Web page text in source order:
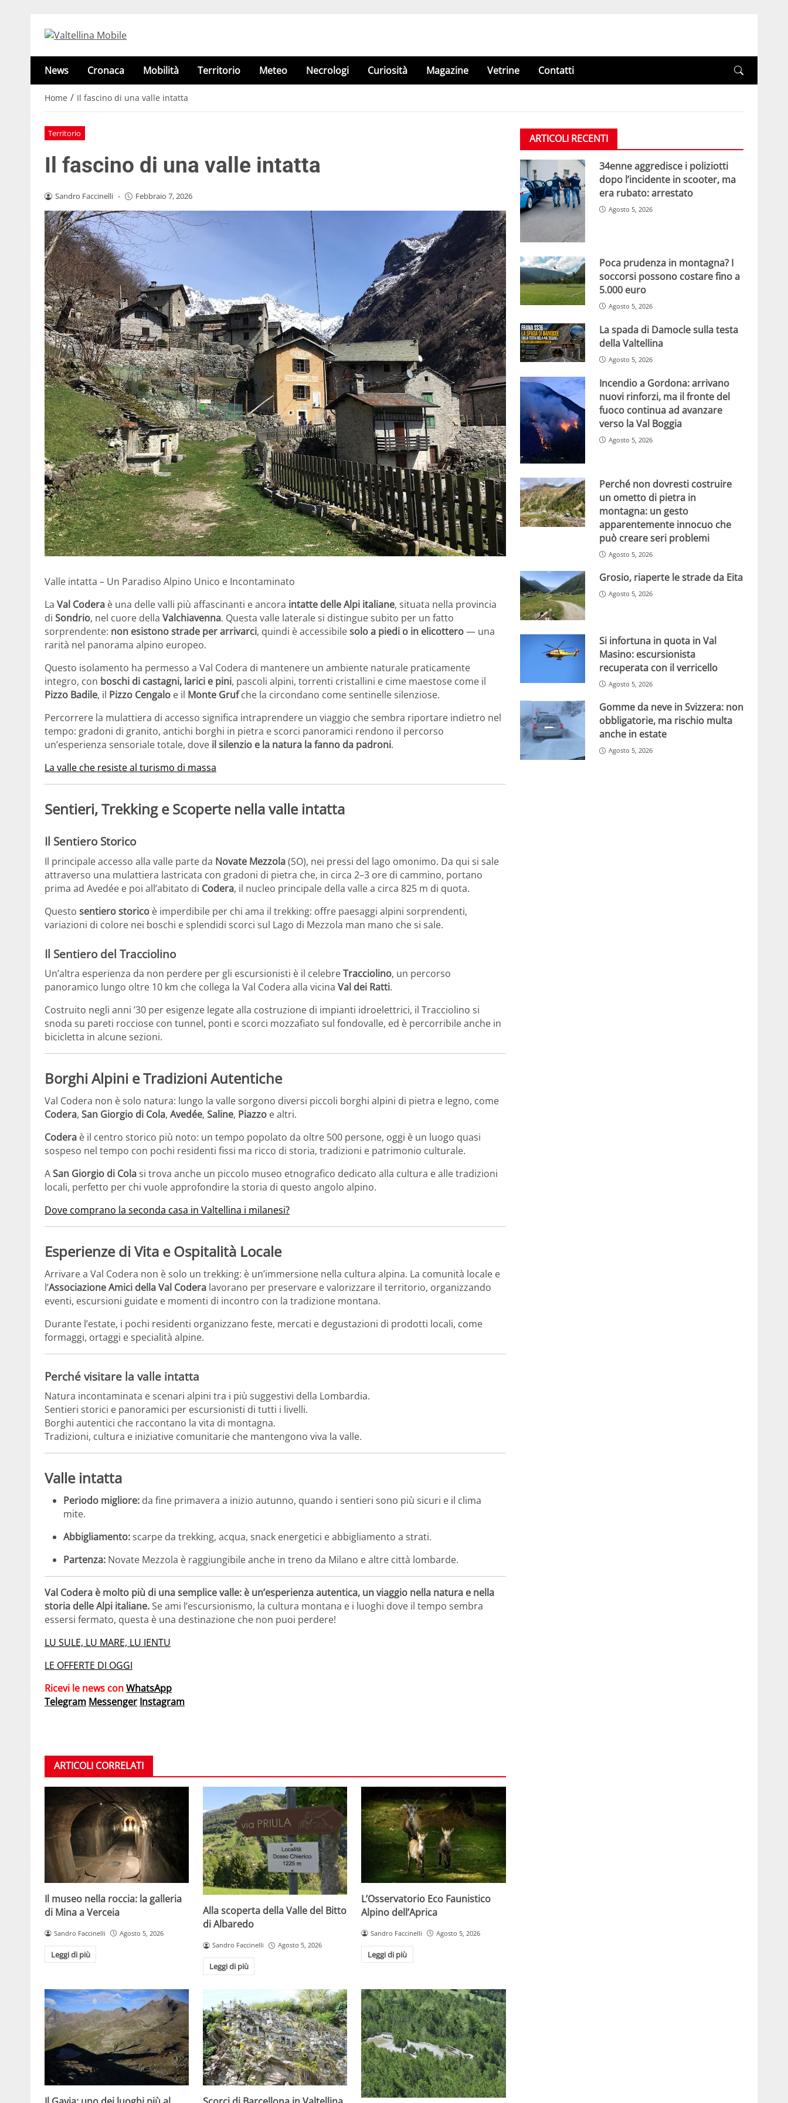
News Cronaca Mobilità Territorio Meteo Necrologi Curiosità Magazine Vetrine Contatti
Home / Il fascino di una valle intatta
Territorio
Il fascino di una valle intatta
Sandro Faccinelli - Febbraio 7, 2026
Valle intatta – Un Paradiso Alpino Unico e Incontaminato
La Val Codera è una delle valli più affascinanti e ancora intatte delle Alpi italiane, situata nella provincia
di Sondrio, nel cuore della Valchiavenna. Questa valle laterale si distingue subito per un fatto
sorprendente: non esistono strade per arrivarci, quindi è accessibilesolo a piedi o in elicottero— una
rarità nel panorama alpino europeo.
Questo isolamento ha permesso a Val Codera di mantenere un ambiente naturale praticamente
integro, con boschi di castagni, larici e pini, pascoli alpini, torrenti cristallini e cime maestose come il
Pizzo Badile, il Pizzo Cengalo e il Monte Grufche la circondano come sentinelle silenziose.
Percorrere la mulattiera di accesso significa intraprendere un viaggio che sembra riportare indietro nel
tempo: gradoni di granito, antichi borghi in pietra e scorci panoramici rendono il percorso
un’esperienza sensoriale totale, dove il silenzio e la natura la fanno da padroni.
La valle che resiste al turismo di massa
Sentieri, Trekking e Scoperte nella valle intatta
Il Sentiero Storico
Il principale accesso alla valle parte da Novate Mezzola(SO), nei pressi del lago omonimo. Da qui si sale
attraverso una mulattiera lastricata con gradoni di pietra che, in circa 2–3 ore di cammino, portano
prima ad Avedée e poi all’abitato di Codera, il nucleo principale della valle a circa 825 m di quota.
Questo sentiero storico è imperdibile per chi ama il trekking: offre paesaggi alpini sorprendenti,
variazioni di colore nei boschi e splendidi scorci sul Lago di Mezzola man mano che si sale.
Il Sentiero del Tracciolino
Un’altra esperienza da non perdere per gli escursionisti è il celebreTracciolino, un percorso
panoramico lungo oltre 10 km che collega la Val Codera alla vicina Val dei Ratti.
Costruito negli anni ’30 per esigenze legate alla costruzione di impianti idroelettrici, il Tracciolino si
snoda su pareti rocciose con tunnel, ponti e scorci mozzafiato sul fondovalle, ed è percorribile anche in
bicicletta in alcune sezioni.
Borghi Alpini e Tradizioni Autentiche
Val Codera non è solo natura: lungo la valle sorgono diversi piccoli borghi alpini di pietra e legno, come
Codera, San Giorgio di Cola, Avedée, Saline, Piazzo e altri.
Codera è il centro storico più noto: un tempo popolato da oltre 500 persone, oggi è un luogo quasi
sospeso nel tempo con pochi residenti fissi ma ricco di storia, tradizioni e patrimonio culturale.
ASan Giorgio di Colasi trova anche un piccolo museo etnografico dedicato alla cultura e alle tradizioni
locali, perfetto per chi vuole approfondire la storia di questo angolo alpino.
Dove comprano la seconda casa in Valtellina i milanesi?
Esperienze di Vita e Ospitalità Locale
Arrivare a Val Codera non è solo un trekking: è un’immersione nella cultura alpina. La comunità locale e
l’Associazione Amici della Val Codera lavorano per preservare e valorizzare il territorio, organizzando
eventi, escursioni guidate e momenti di incontro con la tradizione montana.
Durante l’estate, i pochi residenti organizzano feste, mercati e degustazioni di prodotti locali, come
formaggi, ortaggi e specialità alpine.
Perché visitare la valle intatta
Natura incontaminata e scenari alpini tra i più suggestivi della Lombardia.
Sentieri storici e panoramici per escursionisti di tutti i livelli.
Borghi autentici che raccontano la vita di montagna.
Tradizioni, cultura e iniziative comunitarie che mantengono viva la valle.
Valle intatta
Periodo migliore: da fine primavera a inizio autunno, quando i sentieri sono più sicuri e il clima
mite.
Abbigliamento:scarpe da trekking, acqua, snack energetici e abbigliamento a strati.
Partenza: Novate Mezzola è raggiungibile anche in treno da Milano e altre città lombarde.
Val Codera è molto più di una semplice valle: è un’esperienza autentica, un viaggio nella natura e nella
storia delle Alpi italiane.Se ami l’escursionismo, la cultura montana e i luoghi dove il tempo sembra
essersi fermato, questa è una destinazione che non puoi perdere!
LU SULE, LU MARE, LU IENTU
LE OFFERTE DI OGGI
Ricevi le news conWhatsApp
Telegram Messenger Instagram
ARTICOLI CORRELATI
Il museo nella roccia: la galleria
di Mina a Verceia
Sandro Faccinelli Agosto 5, 2026
Leggi di più
Alla scoperta della Valle del Bitto
di Albaredo
Sandro Faccinelli Agosto 5, 2026
Leggi di più
L’Osservatorio Eco Faunistico
Alpino dell’Aprica
Sandro Faccinelli Agosto 5, 2026
Leggi di più
ARTICOLI RECENTI
34enne aggredisce i poliziotti
dopo l’incidente in scooter, ma
era rubato: arrestato
Agosto 5, 2026
Poca prudenza in montagna? I
soccorsi possono costare fino a
5.000 euro
Agosto 5, 2026
La spada di Damocle sulla testa
della Valtellina
Agosto 5, 2026
Incendio a Gordona: arrivano
nuovi rinforzi, ma il fronte del
fuoco continua ad avanzare
verso la Val Boggia
Agosto 5, 2026
Perché non dovresti costruire
un ometto di pietra in
montagna: un gesto
apparentemente innocuo che
può creare seri problemi
Agosto 5, 2026
Grosio, riaperte le strade da Eita
Agosto 5, 2026
Si infortuna in quota in Val
Masino: escursionista
recuperata con il verricello
Agosto 5, 2026
Gomme da neve in Svizzera: non
obbligatorie, ma rischio multa
anche in estate
Agosto 5, 2026